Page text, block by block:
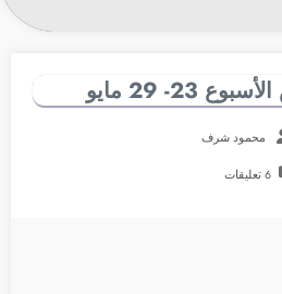
29 مايو
محمود شرف
6 تعليقات